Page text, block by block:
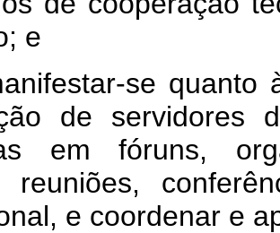
e
se quanto
de servidores
em fóruns,
reuniões,
e coordenar e